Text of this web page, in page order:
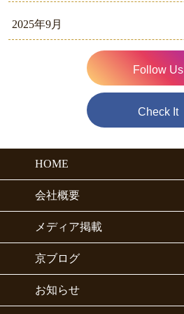
2025年9月
Follow Us
Check It
HOME
会社概要
メディア掲載
京ブログ
お知らせ